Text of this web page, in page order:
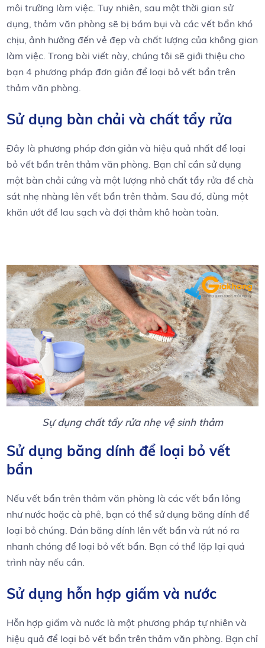
môi trường làm việc. Tuy nhiên, sau một thời gian sử
dụng, thảm văn phòng sẽ bị bám bụi và các vết bẩn khó
chịu, ảnh hưởng đến vẻ đẹp và chất lượng của không gian
làm việc. Trong bài viết này, chúng tôi sẽ giới thiệu cho
bạn 4 phương pháp đơn giản để loại bỏ vết bẩn trên
thảm văn phòng.
Sử dụng bàn chải và chất tẩy rửa
Đây là phương pháp đơn giản và hiệu quả nhất để loại
bỏ vết bẩn trên thảm văn phòng. Bạn chỉ cần sử dụng
một bàn chải cứng và một lượng nhỏ chất tẩy rửa để chà
sát nhẹ nhàng lên vết bẩn trên thảm. Sau đó, dùng một
khăn ướt để lau sạch và đợi thảm khô hoàn toàn.
Sự dụng chất tẩy rửa nhẹ vệ sinh thảm
Sử dụng băng dính để loại bỏ vết
bẩn
Nếu vết bẩn trên thảm văn phòng là các vết bẩn lỏng
như nước hoặc cà phê, bạn có thể sử dụng băng dính để
loại bỏ chúng. Dán băng dính lên vết bẩn và rút nó ra
nhanh chóng để loại bỏ vết bẩn. Bạn có thể lặp lại quá
trình này nếu cần.
Sử dụng hỗn hợp giấm và nước
Hỗn hợp giấm và nước là một phương pháp tự nhiên và
hiệu quả để loại bỏ vết bẩn trên thảm văn phòng. Bạn chỉ